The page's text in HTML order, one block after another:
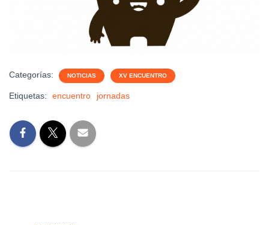
Categorías: NOTICIAS XV ENCUENTRO
Etiquetas: encuentro jornadas